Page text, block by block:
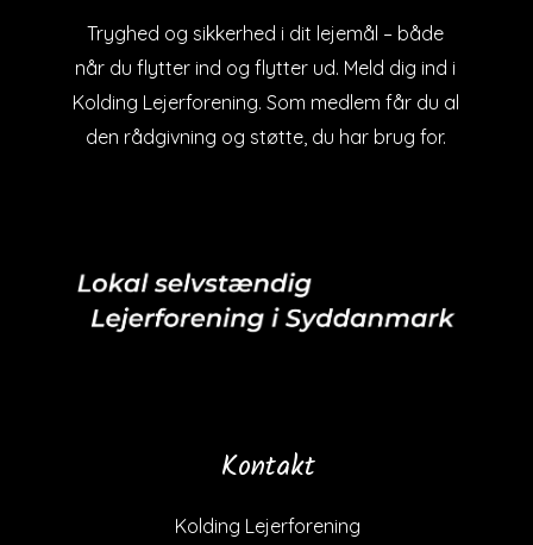
Tryghed og sikkerhed i dit lejemål – både
når du flytter ind og flytter ud. Meld dig ind i
Kolding Lejerforening. Som medlem får du al
den rådgivning og støtte, du har brug for.
Kontakt
Kolding Lejerforening